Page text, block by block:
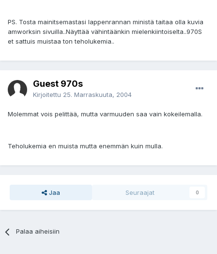
PS. Tosta mainitsemastasi lappenrannan ministä taitaa olla kuvia
amworksin sivuilla..Näyttää vähintäänkin mielenkiintoiselta..970S
et sattuis muistaa ton teholukemia..
Guest 970s
Kirjoitettu 25. Marraskuuta, 2004
Molemmat vois pelittää, mutta varmuuden saa vain kokeilemalla.
Teholukemia en muista mutta enemmän kuin mulla.
Jaa Seuraajat 0
Palaa aiheisiin